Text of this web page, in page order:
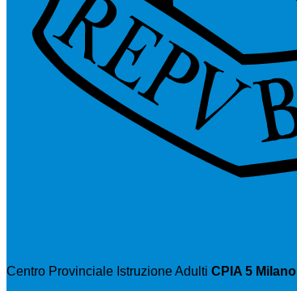
Centro Provinciale Istruzione Adulti CPIA 5 Milano